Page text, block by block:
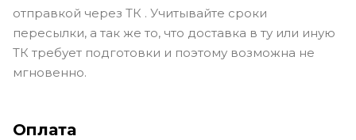
отправкой через ТК . Учитывайте сроки
пересылки, а так же то, что доставка в ту или иную
ТК требует подготовки и поэтому возможна не
мгновенно.
Оплата